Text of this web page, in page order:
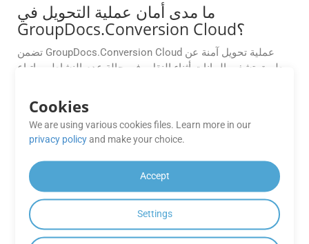
ما مدى أمان عملية التحويل في
GroupDocs.Conversion Cloud؟
تضمن GroupDocs.Conversion Cloud عملية تحويل آمنة عن
طريق تشفير البيانات أثناء النقل وفي حالة عدم النشاط، وباتباع
هل تتوفر مجموعة أدوات تطوير برمجيات
نعم. تقدم GroupDocs Cloud مجموعة SDK أصلية لنظام
Android، Conversion Cloud SDK لنظام Android، مما يتيح
للمطورين دمج قدرات معالجة المستندات بشكل مباشر في
Cookies
We are using various cookies files. Learn more in our
privacy policyand make your choice.
Accept
Settings